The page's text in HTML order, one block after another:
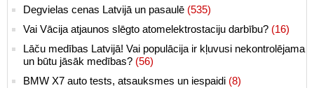
Degvielas cenas Latvijā un pasaulē (535)
Vai Vācija atjaunos slēgto atomelektrostaciju darbību? (16)
Lāču medības Latvijā! Vai populācija ir kļuvusi nekontrolējama
un būtu jāsāk medības? (56)
BMW X7 auto tests, atsauksmes un iespaidi (8)